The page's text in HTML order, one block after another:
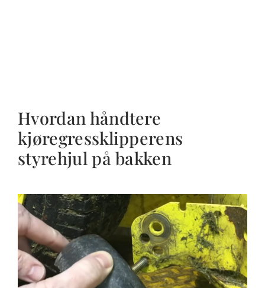
Hvordan håndtere
kjøregressklipperens
styrehjul på bakken